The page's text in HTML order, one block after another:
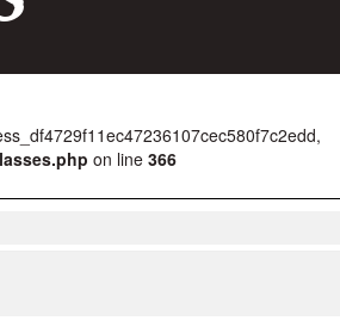
on line 366